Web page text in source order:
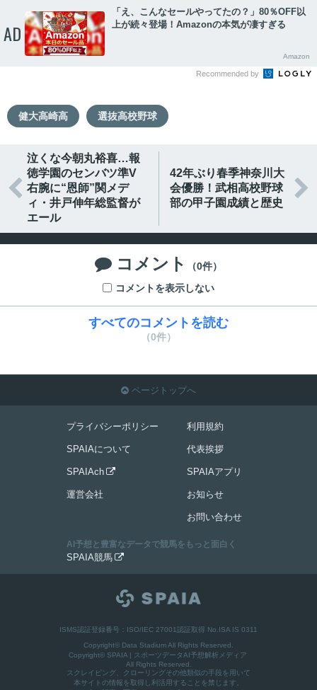
AD
「え、こんなセールやってたの？」80％OFF以
上が続々登場！Amazonの本気が凄すぎる
Amazon
Recommended by
健大高崎高 選抜高校野球

泣くな今朝丸裕喜…報
徳学園のセンバツ準V
右腕に“恩師”関メデ
ィ・井戸伸年総監督が
エール
42年ぶり春季神奈川大
会優勝！武相高校野球
部の甲子園成績と歴史

 コメント
（0件）
コメントを表示しない
すべてのコメントを読む
（0件）
 ページトップへ
プライバシーポリシー
SPAIAについて
SPAIAch 
運営会社
利用規約
代表挨拶
SPAIAアプリ
お知らせ
お問い合わせ
AI予想と豊富なデータで競馬をもっと面白く
SPAIA競馬 
ISMS認証登録番号：ISO/IEC 27001認証取得 No.ISA IS 0311
Copyright© Data Stadium All Rights Reserved.
Copyright© SPAIA | スポーツデータAI予想解析メディア
All Rights Reserved.
スクレイピング、クローリングその他類似の手段を用いて
本サイトの情報を取得し利活用することを禁じます。